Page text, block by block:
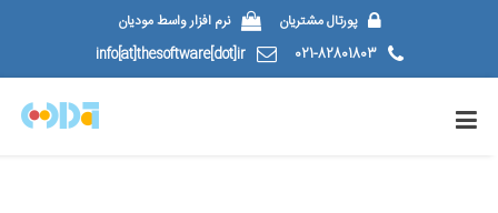
پورتال مشتریان
نرم افزار واسط مودیان
021-82801803
info[at]thesoftware[dot]ir